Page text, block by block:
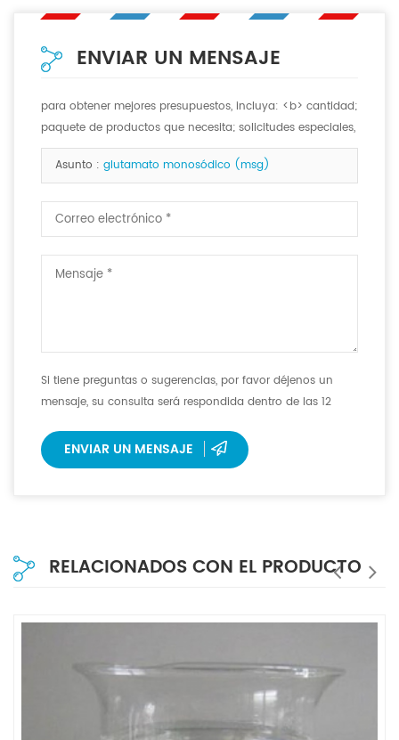
ENVIAR UN MENSAJE
para obtener mejores presupuestos, incluya: <b> cantidad;
paquete de productos que necesita; solicitudes especiales,
si las hay. <b>
Asunto : glutamato monosódico (msg)
Si tiene preguntas o sugerencias, por favor déjenos un
mensaje, su consulta será respondida dentro de las 12
ENVIAR UN MENSAJE
RELACIONADOS CON EL PRODUCTO